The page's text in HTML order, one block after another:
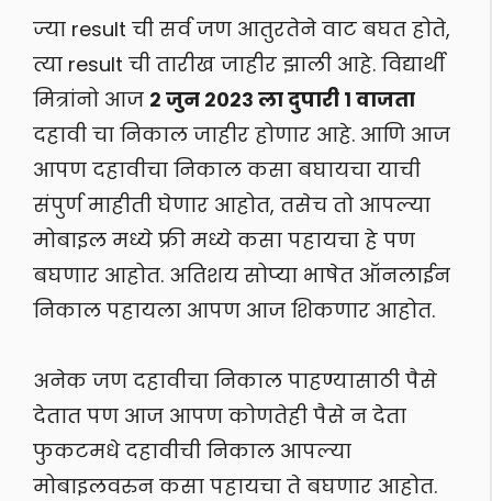
ज्या result ची सर्व जण आतुरतेने वाट बघत होते,
त्या result ची तारीख जाहीर झाली आहे. विद्यार्थी
मित्रांनो आज २ जुन २०२३ ला दुपारी १ वाजता
दहावी चा निकाल जाहीर होणार आहे. आणि आज
आपण दहावीचा निकाल कसा बघायचा याची
संपुर्ण माहीती घेणार आहोत, तसेच तो आपल्या
मोबाइल मध्ये फ्री मध्ये कसा पहायचा हे पण
बघणार आहोत. अतिशय सोप्या भाषेत ऑनलाईन
निकाल पहायला आपण आज शिकणार आहोत.
अनेक जण दहावीचा निकाल पाहण्यासाठी पैसे
देतात पण आज आपण कोणतेही पैसे न देता
फुकटमधे दहावीची निकाल आपल्या
मोबाइलवरुन कसा पहायचा ते बघणार आहोत.